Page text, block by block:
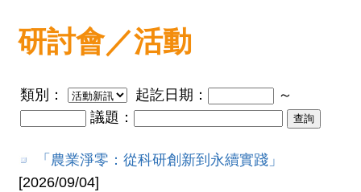
研討會／活動
類別： 起訖日期：
～
議題：
「農業淨零：從科研創新到永續實踐」
[2026/09/04]